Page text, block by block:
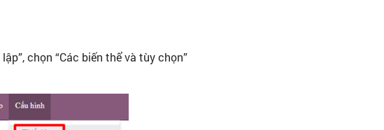
chọn “Các biến thể và tùy chọn”